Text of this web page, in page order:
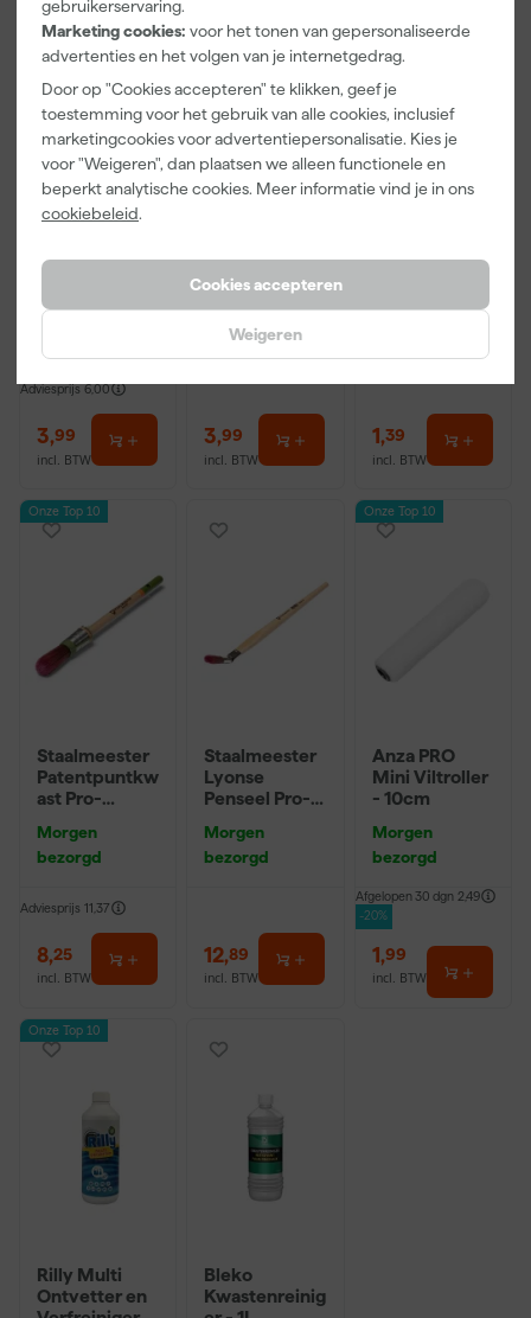
gebruikerservaring.
Marketing cookies: voor het tonen van gepersonaliseerde
advertenties en het volgen van je internetgedrag.
Door op "Cookies accepteren" te klikken, geef je
toestemming voor het gebruik van alle cookies, inclusief
marketingcookies voor advertentiepersonalisatie. Kies je
voor "Weigeren", dan plaatsen we alleen functionele en
beperkt analytische cookies. Meer informatie vind je in ons
cookiebeleid.
Cookies accepteren
Weigeren
Lucamax
50mx24mm
Morgen
Adviesprijs 6,00
3,99
incl. BTW
And Go
Verfbak -
Inzetbakken
Morgen
bezorgd
3,99
incl. BTW
Schuurblok
Morgen
1 ,39
incl. BTW
Onze Top 10
Staalmeester
Patentpuntkw
ast Pro-
10 (2cm)
Morgen
bezorgd
Adviesprijs 11,37
8,25
incl. BTW
Staalmeester
Lyonse
Penseel Pro-
16
Morgen
bezorgd
12,89
incl. BTW
Onze Top 10
Anza PRO
Mini Viltroller
- 10cm
Morgen
bezorgd
Afgelopen 30 dgn 2,49
-20%
1,99
incl. BTW
Onze Top 10
Rilly Multi
Ontvetter en
Bleko
Kwastenreinig